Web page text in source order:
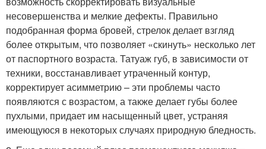
несовершенства и мелкие дефекты. Правильно
подобранная форма бровей, стрелок делает взгляд
более открытым, что позволяет «скинуть» несколько лет
от паспортного возраста. Татуаж губ, в зависимости от
техники, восстанавливает утраченный контур,
корректирует асимметрию – эти проблемы часто
появляются с возрастом, а также делает губы более
пухлыми, придает им насыщенный цвет, устраняя
имеющуюся в некоторых случаях природную бледность.